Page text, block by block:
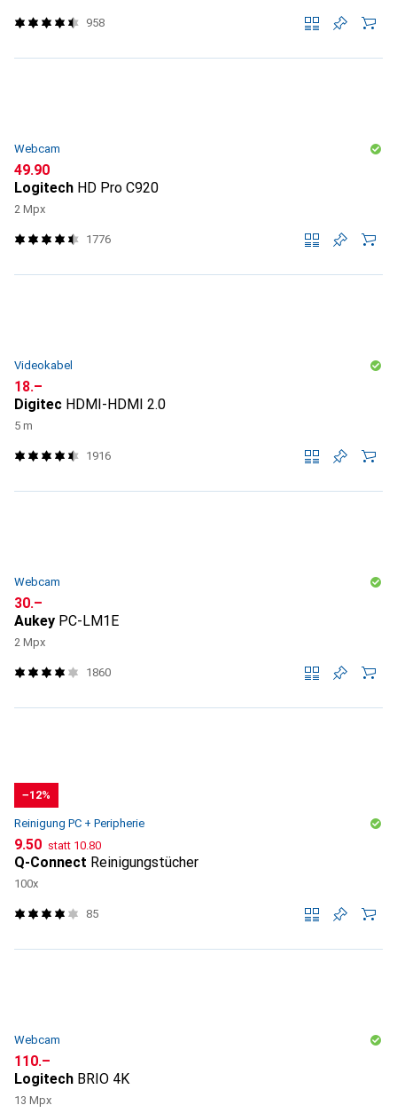
958
Webcam
CHF
49.90
Logitech HD Pro C920
2 Mpx
1776
Videokabel
CHF
18.–
Digitec HDMI-HDMI 2.0
5 m
1916
Webcam
CHF
30.–
Aukey PC-LM1E
2 Mpx
1860
−12%
Reinigung PC + Peripherie
CHF
9.50 statt CHF
10.80
Q-Connect Reinigungstücher
100x
85
Webcam
CHF
110.–
Logitech BRIO 4K
13 Mpx